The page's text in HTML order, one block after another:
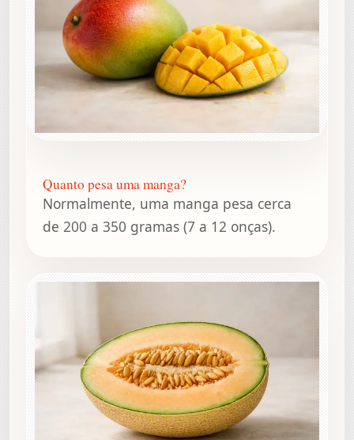
Quanto pesa uma manga?
Normalmente, uma manga pesa cerca
de 200 a 350 gramas (7 a 12 onças).